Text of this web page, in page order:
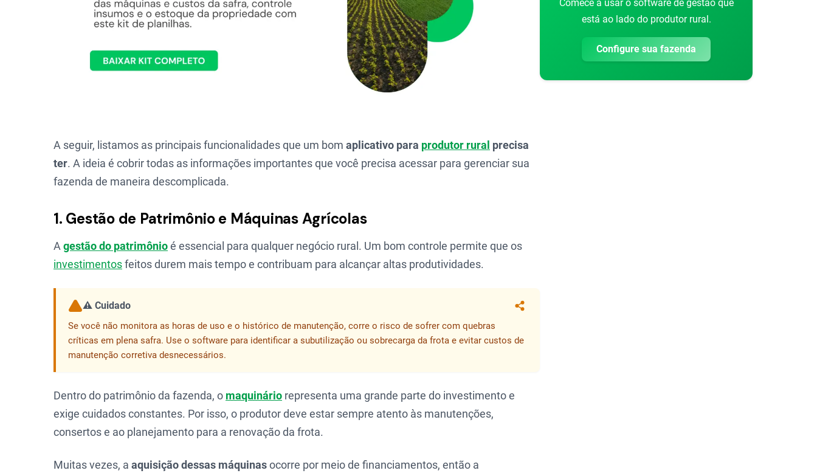
A seguir, listamos as principais funcionalidades que um bom aplicativo para produtor rural precisa
ter. A ideia é cobrir todas as informações importantes que você precisa acessar para gerenciar sua
fazenda de maneira descomplicada.
1. Gestão de Patrimônio e Máquinas Agrícolas
A gestão do patrimônioé essencial para qualquer negócio rural. Um bom controle permite que os
investimentosfeitos durem mais tempo e contribuam para alcançar altas produtividades.
⚠️ Cuidado
Compartilhar
Se você não monitora as horas de uso e o histórico de manutenção, corre o risco de sofrer com quebras
críticas em plena safra. Use o software para identificar a subutilização ou sobrecarga da frota e evitar custos de
manutenção corretiva desnecessários.
Dentro do patrimônio da fazenda, o maquinário representa uma grande parte do investimento e
exige cuidados constantes. Por isso, o produtor deve estar sempre atento às manutenções,
consertos e ao planejamento para a renovação da frota.
Muitas vezes, a aquisição dessas máquinasocorre por meio de financiamentos, então a
Comece a usar o software de gestão que
está ao lado do produtor rural.
Configure sua fazenda